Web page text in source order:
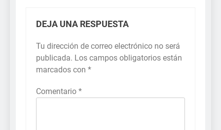
DEJA UNA RESPUESTA
Tu dirección de correo electrónico no será
publicada. Los campos obligatorios están
marcados con *
Comentario *